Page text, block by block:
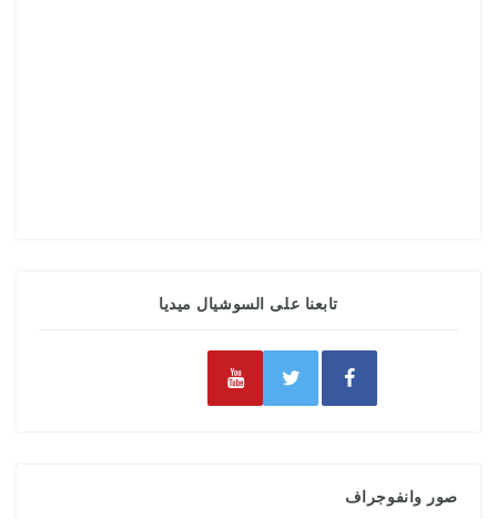
تابعنا على السوشيال ميديا
صور وانفوجراف